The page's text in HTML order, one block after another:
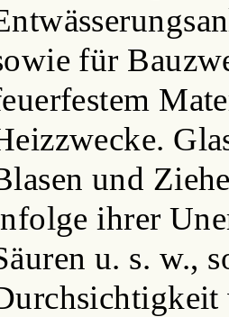
für
und
ihrer
u. s. w.,